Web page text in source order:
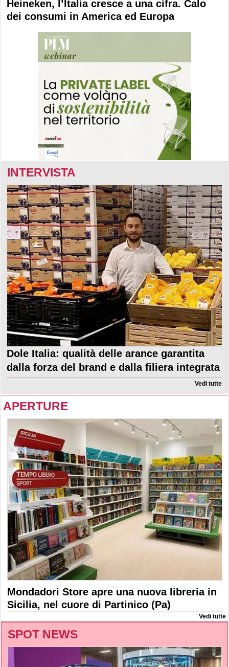
Heineken, l’Italia cresce a una cifra. Calo
dei consumi in America ed Europa
INTERVISTA
Dole Italia: qualità delle arance garantita
dalla forza del brand e dalla filiera integrata
Vedi tutte
APERTURE
Mondadori Store apre una nuova libreria in
Sicilia, nel cuore di Partinico (Pa)
Vedi tutte
SPOT NEWS